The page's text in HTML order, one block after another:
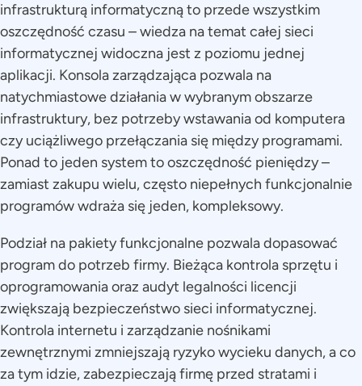
infrastrukturą informatyczną to przede wszystkim
oszczędność czasu – wiedza na temat całej sieci
informatycznej widoczna jest z poziomu jednej
aplikacji. Konsola zarządzająca pozwala na
natychmiastowe działania w wybranym obszarze
infrastruktury, bez potrzeby wstawania od komputera
czy uciążliwego przełączania się między programami.
Ponad to jeden system to oszczędność pieniędzy –
zamiast zakupu wielu, często niepełnych funkcjonalnie
programów wdraża się jeden, kompleksowy.
Podział na pakiety funkcjonalne pozwala dopasować
program do potrzeb firmy. Bieżąca kontrola sprzętu i
oprogramowania oraz audyt legalności licencji
zwiększają bezpieczeństwo sieci informatycznej.
Kontrola internetu i zarządzanie nośnikami
zewnętrznymi zmniejszają ryzyko wycieku danych, a co
za tym idzie, zabezpieczają firmę przed stratami i